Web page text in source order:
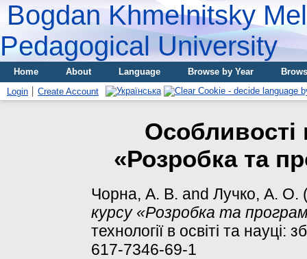
Bogdan Khmelnitsky
Pedagogical University
Home About Language Browse by Year
Login
Create Account
Особливості
«Розробка та
Чорна, А. В. and Лучко, А. О.
курсу «Розробка та
технології в освіті та
617-7346-69-1